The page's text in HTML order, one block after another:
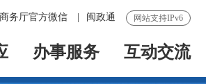
网站支持IPv6
务厅官方微信 闽政通
办事服务 互动交流